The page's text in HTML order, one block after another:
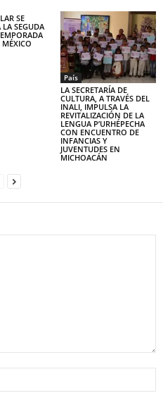
SE
SEGUDA
MÉXICO
País
LA SECRETARÍA DE
CULTURA, A TRAVÉS DEL
INALI, IMPULSA LA
REVITALIZACIÓN DE LA
LENGUA P’URHÉPECHA
CON ENCUENTRO DE
INFANCIAS Y
JUVENTUDES EN
MICHOACÁN